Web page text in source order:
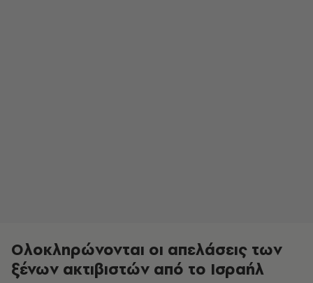
Ολοκληρώνονται οι απελάσεις των
ξένων ακτιβιστών από το Ισραήλ